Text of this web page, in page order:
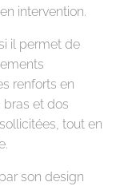
intervention.
il permet de
renforts en
et dos
tout en
son design